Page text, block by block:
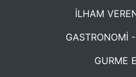
İLHAM
GASTRONOMİ
GURME